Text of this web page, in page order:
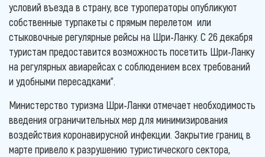
условий въезда в страну, все туроператоры опубликуют
собственные турпакеты с прямым перелетом или
стыковочные регулярные рейсы на Шри-Ланку. С 26 декабря
туристам предоставится возможность посетить Шри-Ланку
на регулярных авиарейсах с соблюдением всех требований
и удобными пересадками”.
Министерство туризма Шри-Ланки отмечает необходимость
введения ограничительных мер для минимизирования
воздействия коронавирусной инфекции. Закрытие границ в
марте привело к разрушению туристического сектора,